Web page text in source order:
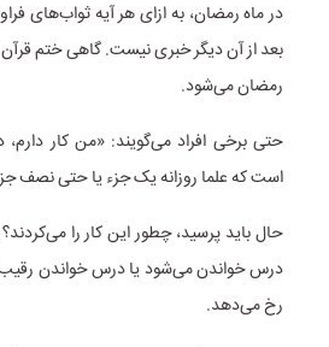
در ماه رمضان، به ازای هر آیه ثواب‌های
بعد از آن دیگر خبری نیست. گاهی ختم قرآن
رمضان می‌شود.
حتی برخی افراد می‌گویند: «من کار
است که علما روزانه یک جزء یا حتی نصف
حال باید پرسید، چطور این کار را
درس خواندن می‌شود یا درس خواندن
رخ می‌دهد.